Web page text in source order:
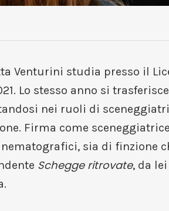
Venturini studia presso il
Lo stesso anno si
nei ruoli di
Firma come
sia di finzione
Schegge ritrovate, da